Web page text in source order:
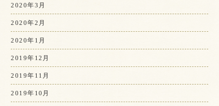
2020年3月
2020年2月
2020年1月
2019年12月
2019年11月
2019年10月